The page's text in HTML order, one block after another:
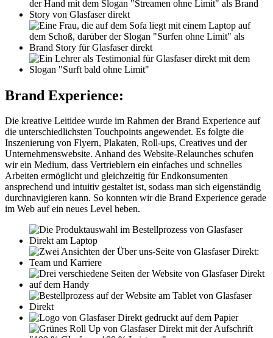
Brand Experience:
Die kreative Leitidee wurde im Rahmen der Brand Experience auf
die unterschiedlichsten Touchpoints angewendet. Es folgte die
Inszenierung von Flyern, Plakaten, Roll-ups, Creatives und der
Unternehmenswebsite. Anhand des Website-Relaunches schufen
wir ein Medium, dass Vertrieblern ein einfaches und schnelles
Arbeiten ermöglicht und gleichzeitig für Endkonsumenten
ansprechend und intuitiv gestaltet ist, sodass man sich eigenständig
durchnavigieren kann. So konnten wir die Brand Experience gerade
im Web auf ein neues Level heben.